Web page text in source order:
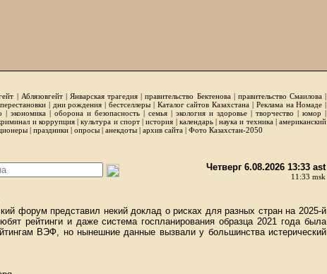
| Аблязовгейт| Январская трагедия |правительство Бектенова| правительство Смаилова|
| дни рождения | бестселлеры| Каталог сайтов Казахстана | Реклама на Номаде |
| экономика | оборона и безопасность | семья | экология и здоровье | творчество | юмор |
и коррупция|культура и спорт|история | календарь|наука и техника|американский
| праздники | опросы | анекдоты | архив сайта | Фото Казахстан-2050
Четверг 6.08.2026 13:33 ast
11:33 msk
форум представил некий доклад о рисках для разных стран на 2025-й
рейтинги и даже система госпланирования образца 2021 года была
ВЭФ, но нынешние данные вызвали у большинства истерический